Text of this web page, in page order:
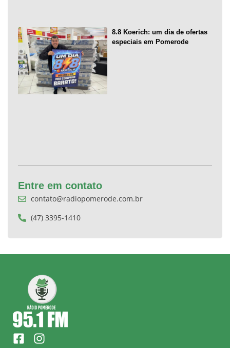
8.8 Koerich: um dia de ofertas
especiais em Pomerode
Entre em contato
contato@radiopomerode.com.br
(47) 3395-1410
F
a
I
n